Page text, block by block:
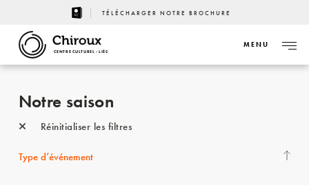
TÉLÉCHARGER NOTRE BROCHURE
CENTRE CULTUREL - LIÈGE
MENU
Notre saison
Réinitialiser les filtres
Type d’événement